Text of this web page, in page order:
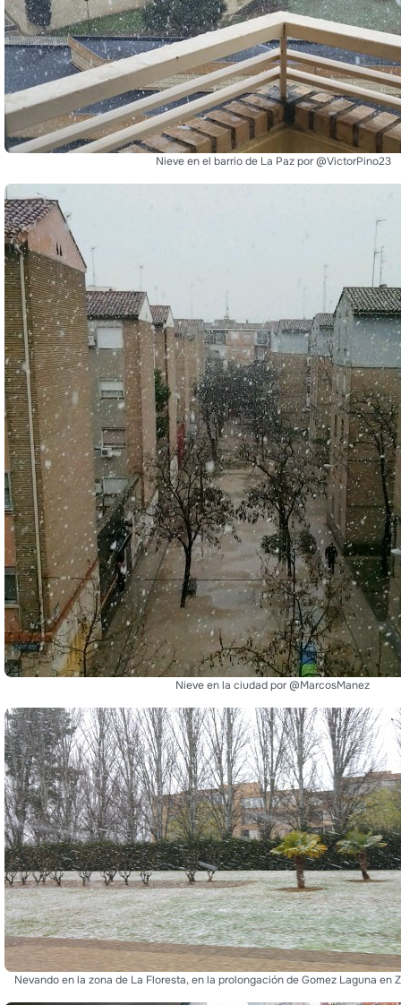
Nieve en el barrio de La Paz por @VictorPino23
Nieve en la ciudad por @MarcosManez
Nevando en la zona de La Floresta, en la prolongación de Gomez Laguna en